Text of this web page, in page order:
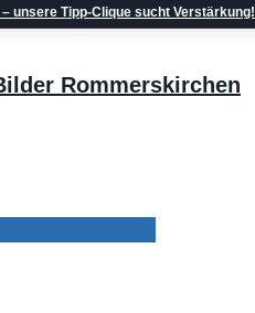
unsere Tipp-Clique sucht Verstärkung!
Rommerskirchen